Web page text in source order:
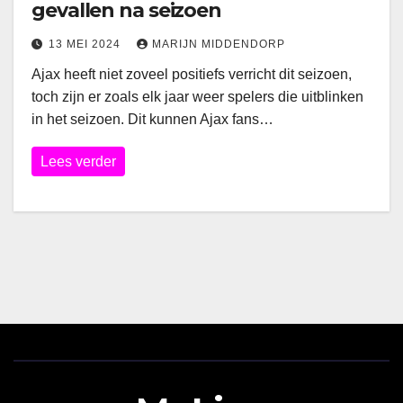
gevallen na seizoen
13 MEI 2024 MARIJN MIDDENDORP
Ajax heeft niet zoveel positiefs verricht dit seizoen,
toch zijn er zoals elk jaar weer spelers die uitblinken
in het seizoen. Dit kunnen Ajax fans…
Lees verder